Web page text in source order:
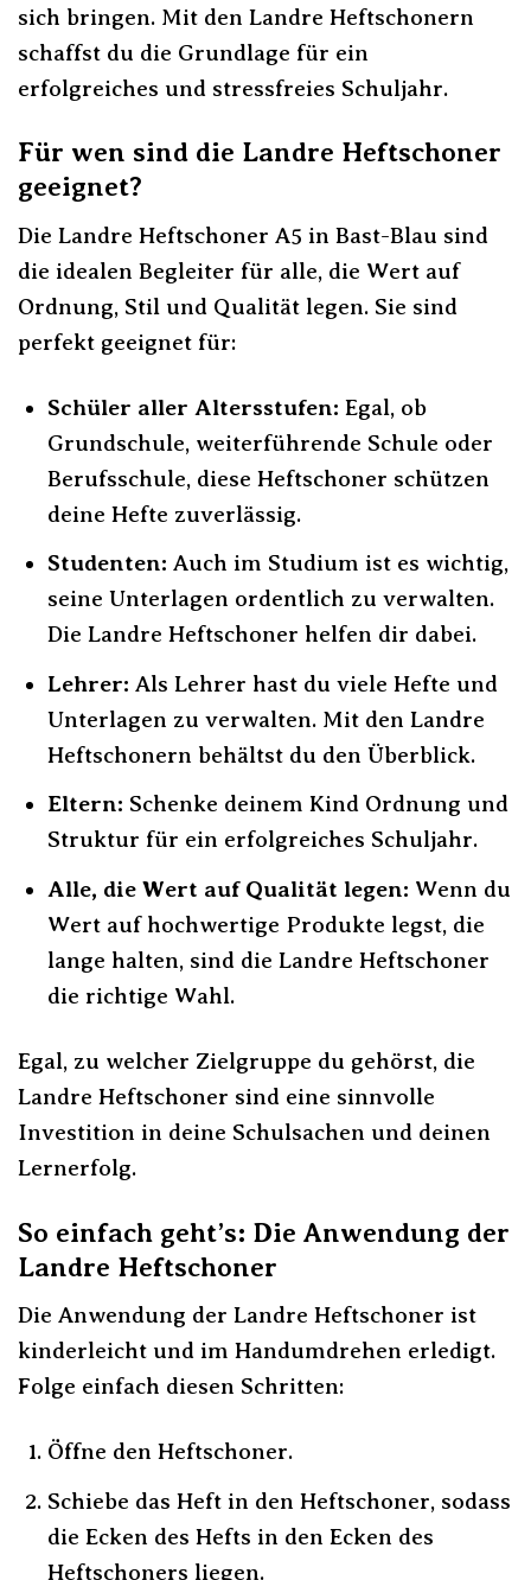
sich bringen. Mit den Landre Heftschonern
schaffst du die Grundlage für ein
erfolgreiches und stressfreies Schuljahr.
Für wen sind die Landre Heftschoner
geeignet?
Die Landre Heftschoner A5 in Bast-Blau sind
die idealen Begleiter für alle, die Wert auf
Ordnung, Stil und Qualität legen. Sie sind
perfekt geeignet für:
Schüler aller Altersstufen: Egal, ob
Grundschule, weiterführende Schule oder
Berufsschule, diese Heftschoner schützen
deine Hefte zuverlässig.
Studenten: Auch im Studium ist es wichtig,
seine Unterlagen ordentlich zu verwalten.
Die Landre Heftschoner helfen dir dabei.
Lehrer: Als Lehrer hast du viele Hefte und
Unterlagen zu verwalten. Mit den Landre
Heftschonern behältst du den Überblick.
Eltern: Schenke deinem Kind Ordnung und
Struktur für ein erfolgreiches Schuljahr.
Alle, die Wert auf Qualität legen: Wenn du
Wert auf hochwertige Produkte legst, die
lange halten, sind die Landre Heftschoner
die richtige Wahl.
Egal, zu welcher Zielgruppe du gehörst, die
Landre Heftschoner sind eine sinnvolle
Investition in deine Schulsachen und deinen
Lernerfolg.
So einfach geht’s: Die Anwendung der
Landre Heftschoner
Die Anwendung der Landre Heftschoner ist
kinderleicht und im Handumdrehen erledigt.
Folge einfach diesen Schritten:
Öffne den Heftschoner.
Schiebe das Heft in den Heftschoner, sodass
die Ecken des Hefts in den Ecken des
Heftschoners liegen.